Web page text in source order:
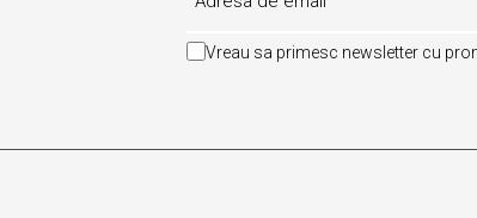
Vreau sa primesc newsletter cu